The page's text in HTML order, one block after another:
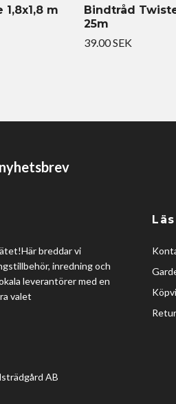
m
Bindtråd
25m
39.00 SEK
breddar vi
inredning och
leverantörer med en
valet
Retur
AB